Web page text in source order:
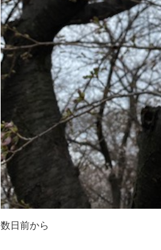
数日前から